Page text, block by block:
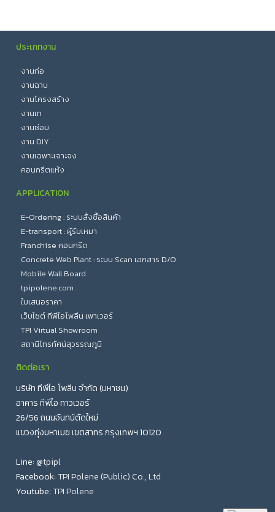
ประเภทงาน
งานก่อ
งานฉาบ
งานโครงสร้าง
งานเท
งานซ่อม
งาน DIY
งานเฉพาะเจาะจง
คอนกรีตแห้ง
APPLICATION
E-Ordering : ระบบสั่งซื้อสินค้า
E-transport : ผู้รับเหมา
Franchise คอนกรีต
Concrete Web Plant : ระบบ Scan เอกสาร D/O
Mobile Wall Board
tpipolene.com
ใบเสนอราคา
เว็บไซต์ ทีพีไอโพลีน เพาเวอร์
TPI Virtual Showroom
สถานีโทรทัศน์สุวรรณภูมิ
ติดต่อเรา
บริษัท ทีพีไอ โพลีน จำกัด (มหาชน)
อาคาร ทีพีไอ ทาวเวอร์
26/56 ถนนจันทน์ตัดใหม่
แขวงทุ่งมหาเมฆ เขตสาทร กรุงเทพฯ 10120
Line:@tpipl
Facebook:TPI Polene (Public) Co., Ltd
Youtube:TPI Polene